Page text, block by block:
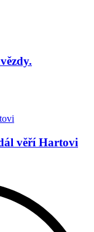
věří Hartovi